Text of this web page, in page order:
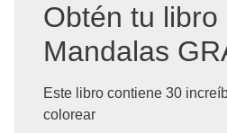
Obtén tu libro
Mandalas
Este libro contiene 30
colorear